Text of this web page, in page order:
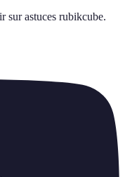
sur astuces rubikcube.